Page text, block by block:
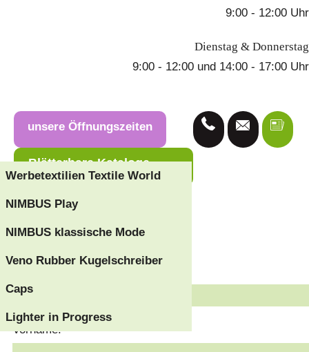
9:00 - 12:00 Uhr
Dienstag & Donnerstag
9:00 - 12:00 und 14:00 - 17:00 Uhr
unsere Öffnungszeiten
Blätterbare Kataloge
Werbetextilien Textile World
NIMBUS Play
NIMBUS klassische Mode
Veno Rubber Kugelschreiber
Caps
Lighter in Progress
Anfrage
Ich interessiere mich für
Vorname: